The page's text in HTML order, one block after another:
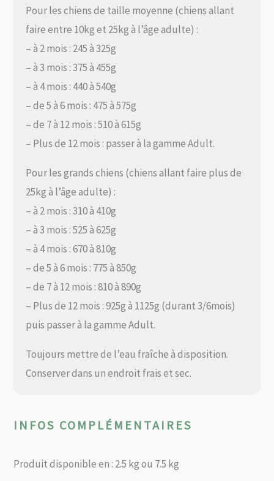
Pour les chiens de taille moyenne (chiens allant
faire entre 10kg et 25kg à l’âge adulte) :
– à 2 mois : 245 à 325g
– à 3 mois : 375 à 455g
– à 4 mois : 440 à 540g
– de 5 à 6 mois : 475 à 575g
– de 7 à 12 mois : 510 à 615g
– Plus de 12 mois : passer à la gamme Adult.
Pour les grands chiens (chiens allant faire plus de
25kg à l’âge adulte) :
– à 2 mois : 310 à 410g
– à 3 mois : 525 à 625g
– à 4 mois : 670 à 810g
– de 5 à 6 mois : 775 à 850g
– de 7 à 12 mois : 810 à 890g
– Plus de 12 mois : 925g à 1125g (durant 3/6mois)
puis passer à la gamme Adult.
Toujours mettre de l’eau fraîche à disposition.
Conserver dans un endroit frais et sec.
INFOS COMPLÉMENTAIRES
Produit disponible en : 2.5 kg ou 7.5 kg